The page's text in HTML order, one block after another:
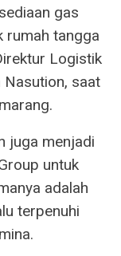
gas
rumah tangga
Logistik
saat
juga menjadi
untuk
adalah
terpenuhi